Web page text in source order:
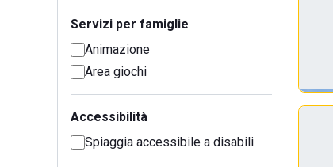
Servizi per famiglie
Animazione
Area giochi
Accessibilità
Spiaggia accessibile a disabili